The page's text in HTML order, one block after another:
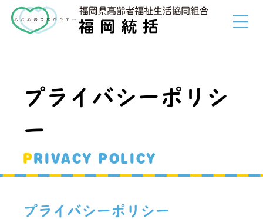
プライバシーポリシ
ー
PRIVACY POLICY
プライバシーポリシー